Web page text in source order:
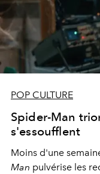
POP CULTURE
Spider-Man
s'essoufflent
Moins d'une
Man pulvérise les